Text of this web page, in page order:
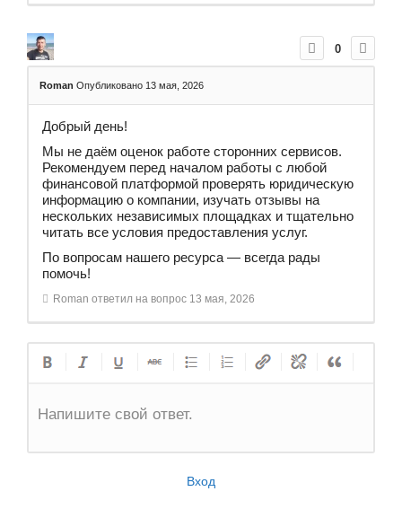
0
Roman Опубликовано 13 мая, 2026
Добрый день!
Мы не даём оценок работе сторонних сервисов.
Рекомендуем перед началом работы с любой
финансовой платформой проверять юридическую
информацию о компании, изучать отзывы на
нескольких независимых площадках и тщательно
читать все условия предоставления услуг.
По вопросам нашего ресурса — всегда рады
помочь!
Roman ответил на вопрос 13 мая, 2026
Напишите свой ответ.
Вход